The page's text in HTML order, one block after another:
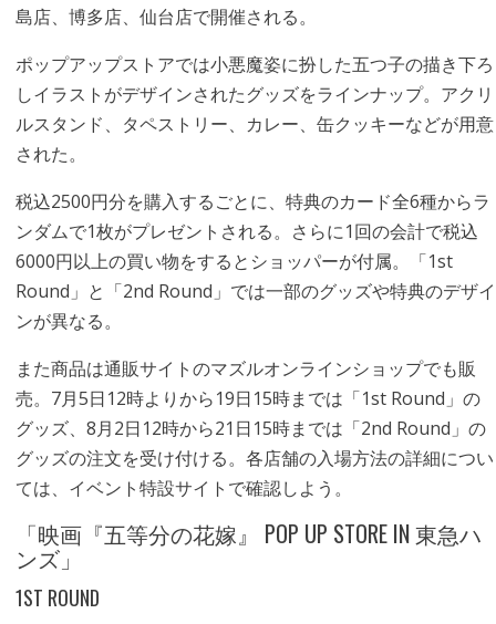
島店、博多店、仙台店で開催される。
ポップアップストアでは小悪魔姿に扮した五つ子の描き下ろ
しイラストがデザインされたグッズをラインナップ。アクリ
ルスタンド、タペストリー、カレー、缶クッキーなどが用意
された。
税込2500円分を購入するごとに、特典のカード全6種からラ
ンダムで1枚がプレゼントされる。さらに1回の会計で税込
6000円以上の買い物をするとショッパーが付属。「1st
Round」と「2nd Round」では一部のグッズや特典のデザイ
ンが異なる。
また商品は通販サイトのマズルオンラインショップでも販
売。7月5日12時よりから19日15時までは「1st Round」の
グッズ、8月2日12時から21日15時までは「2nd Round」の
グッズの注文を受け付ける。各店舗の入場方法の詳細につい
ては、イベント特設サイトで確認しよう。
「映画『五等分の花嫁』 POP UP STORE IN 東急ハ
ンズ」
1ST ROUND